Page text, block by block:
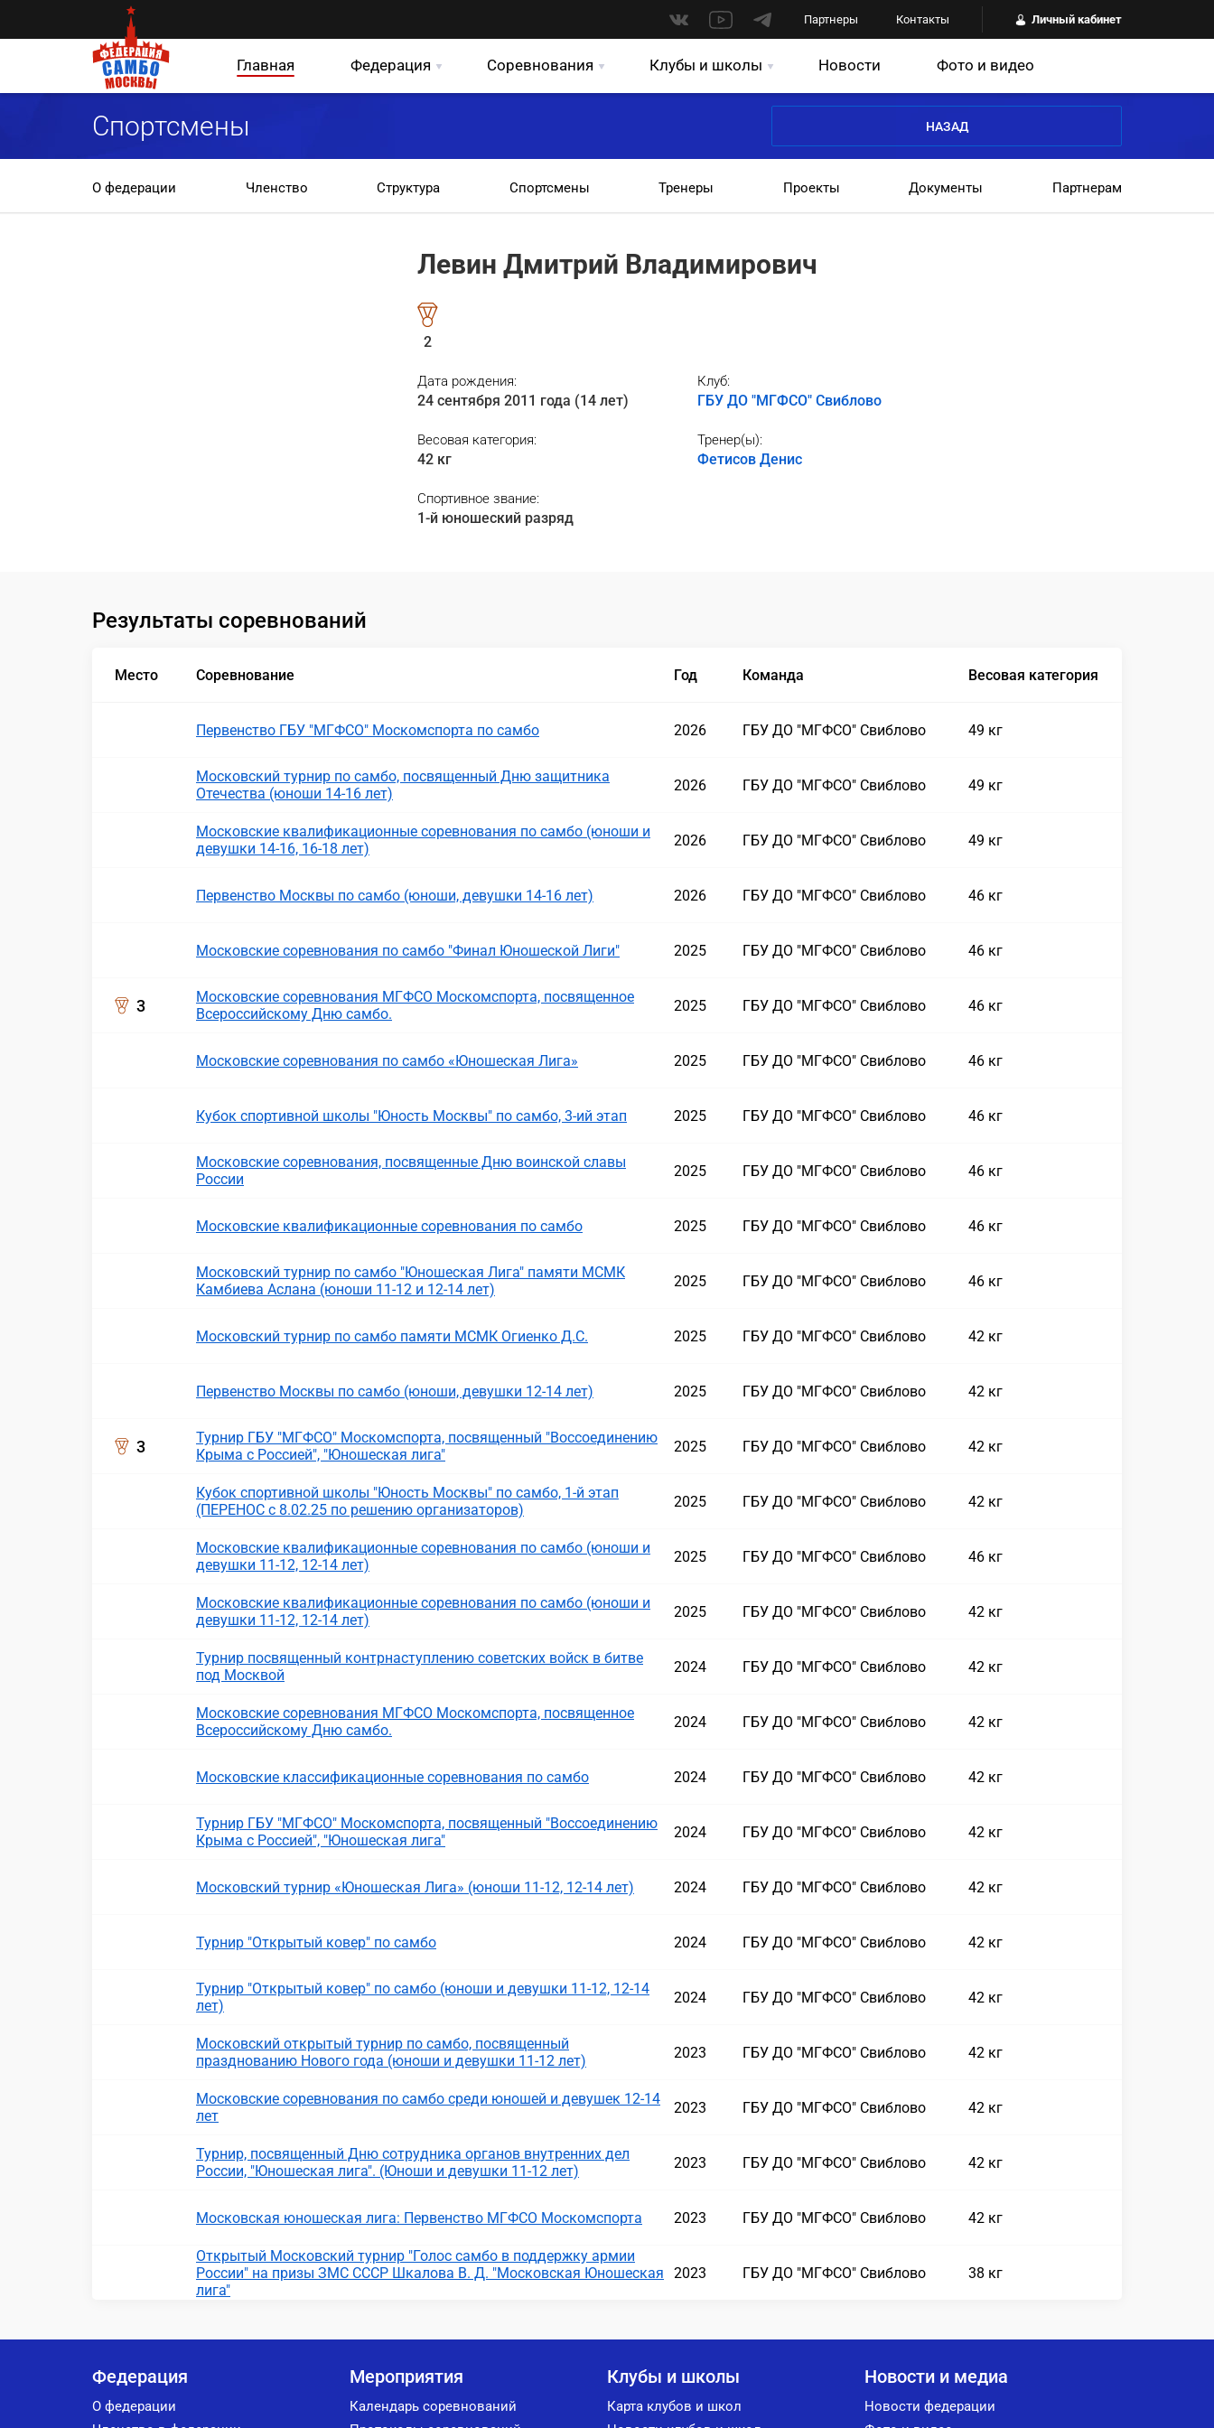
Партнеры Контакты Личный кабинет
Главная Федерация Соревнования Клубы и школы Новости Фото и видео
Спортсмены НАЗАД
О федерации Членство Структура Спортсмены Тренеры Проекты Документы Партнерам
Левин Дмитрий Владимирович
2
Дата рождения:
24 сентября 2011 года (14 лет)
Клуб:
ГБУ ДО "МГФСО" Свиблово
Весовая категория:
42 кг
Тренер(ы):
Фетисов Денис
Спортивное звание:
1-й юношеский разряд
Результаты соревнований
Место Соревнование Год Команда Весовая категория
Первенство ГБУ "МГФСО" Москомспорта по самбо 2026 ГБУ ДО "МГФСО" Свиблово 49 кг
Московский турнир по самбо, посвященный Дню защитника
Отечества (юноши 14-16 лет)
2026 ГБУ ДО "МГФСО" Свиблово 49 кг
Московские квалификационные соревнования по самбо (юноши и
девушки 14-16, 16-18 лет)
2026 ГБУ ДО "МГФСО" Свиблово 49 кг
Первенство Москвы по самбо (юноши, девушки 14-16 лет) 2026 ГБУ ДО "МГФСО" Свиблово 46 кг
Московские соревнования по самбо "Финал Юношеской Лиги" 2025 ГБУ ДО "МГФСО" Свиблово 46 кг
3
Московские соревнования МГФСО Москомспорта, посвященное
Всероссийскому Дню самбо.
2025 ГБУ ДО "МГФСО" Свиблово 46 кг
Московские соревнования по самбо «Юношеская Лига» 2025 ГБУ ДО "МГФСО" Свиблово 46 кг
Кубок спортивной школы "Юность Москвы" по самбо, 3-ий этап 2025 ГБУ ДО "МГФСО" Свиблово 46 кг
Московские соревнования, посвященные Дню воинской славы
России
2025 ГБУ ДО "МГФСО" Свиблово 46 кг
Московские квалификационные соревнования по самбо 2025 ГБУ ДО "МГФСО" Свиблово 46 кг
Московский турнир по самбо "Юношеская Лига" памяти МСМК
Камбиева Аслана (юноши 11-12 и 12-14 лет)
2025 ГБУ ДО "МГФСО" Свиблово 46 кг
Московский турнир по самбо памяти МСМК Огиенко Д.С. 2025 ГБУ ДО "МГФСО" Свиблово 42 кг
Первенство Москвы по самбо (юноши, девушки 12-14 лет) 2025 ГБУ ДО "МГФСО" Свиблово 42 кг
3
Турнир ГБУ "МГФСО" Москомспорта, посвященный "Воссоединению
Крыма с Россией", "Юношеская лига"
2025 ГБУ ДО "МГФСО" Свиблово 42 кг
Кубок спортивной школы "Юность Москвы" по самбо, 1-й этап
(ПЕРЕНОС с 8.02.25 по решению организаторов)
2025 ГБУ ДО "МГФСО" Свиблово 42 кг
Московские квалификационные соревнования по самбо (юноши и
девушки 11-12, 12-14 лет)
2025 ГБУ ДО "МГФСО" Свиблово 46 кг
Московские квалификационные соревнования по самбо (юноши и
девушки 11-12, 12-14 лет)
2025 ГБУ ДО "МГФСО" Свиблово 42 кг
Турнир посвященный контрнаступлению советских войск в битве
под Москвой
2024 ГБУ ДО "МГФСО" Свиблово 42 кг
Московские соревнования МГФСО Москомспорта, посвященное
Всероссийскому Дню самбо.
2024 ГБУ ДО "МГФСО" Свиблово 42 кг
Московские классификационные соревнования по самбо 2024 ГБУ ДО "МГФСО" Свиблово 42 кг
Турнир ГБУ "МГФСО" Москомспорта, посвященный "Воссоединению
Крыма с Россией", "Юношеская лига"
2024 ГБУ ДО "МГФСО" Свиблово 42 кг
Московский турнир «Юношеская Лига» (юноши 11-12, 12-14 лет) 2024 ГБУ ДО "МГФСО" Свиблово 42 кг
Турнир "Открытый ковер" по самбо 2024 ГБУ ДО "МГФСО" Свиблово 42 кг
Турнир "Открытый ковер" по самбо (юноши и девушки 11-12, 12-14
лет)
2024 ГБУ ДО "МГФСО" Свиблово 42 кг
Московский открытый турнир по самбо, посвященный
празднованию Нового года (юноши и девушки 11-12 лет)
2023 ГБУ ДО "МГФСО" Свиблово 42 кг
Московские соревнования по самбо среди юношей и девушек 12-14
лет
2023 ГБУ ДО "МГФСО" Свиблово 42 кг
Турнир, посвященный Дню сотрудника органов внутренних дел
России, "Юношеская лига". (Юноши и девушки 11-12 лет)
2023 ГБУ ДО "МГФСО" Свиблово 42 кг
Московская юношеская лига: Первенство МГФСО Москомспорта 2023 ГБУ ДО "МГФСО" Свиблово 42 кг
Открытый Московский турнир "Голос самбо в поддержку армии
России" на призы ЗМС СССР Шкалова В. Д. "Московская Юношеская
лига"
2023 ГБУ ДО "МГФСО" Свиблово 38 кг
Федерация
О федерации
Мероприятия
Календарь соревнований
Клубы и школы
Карта клубов и школ
Новости и медиа
Новости федерации